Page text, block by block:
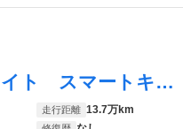
ムーヴ カスタム Ｘ ＥＴＣ ナビ オートライト スマートキー アイドリングストップ 電動格納ミラー ベンチシート ＣＶＴ 盗難防止システム ＡＢＳ ＣＤ アルミホイール 衝突安全ボディ エアコン
走行距離 13.7万km